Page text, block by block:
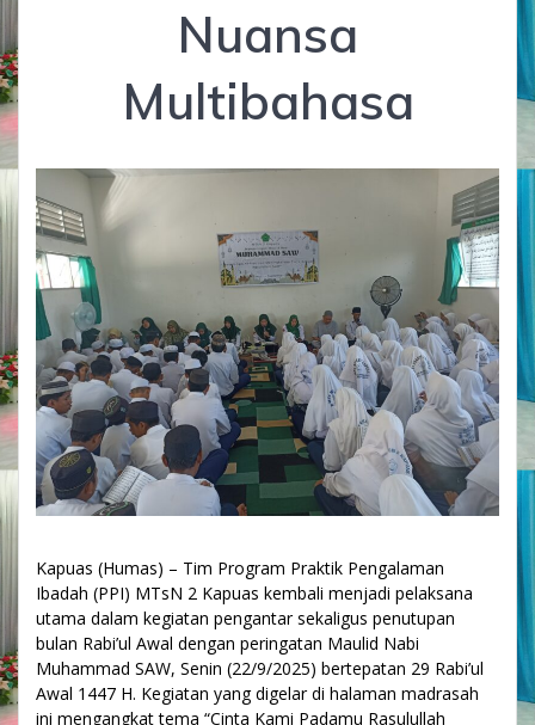
Nuansa
Multibahasa
Kapuas (Humas) – Tim Program Praktik Pengalaman
Ibadah (PPI) MTsN 2 Kapuas kembali menjadi pelaksana
utama dalam kegiatan pengantar sekaligus penutupan
bulan Rabi’ul Awal dengan peringatan Maulid Nabi
Muhammad SAW, Senin (22/9/2025) bertepatan 29 Rabi’ul
Awal 1447 H. Kegiatan yang digelar di halaman madrasah
ini mengangkat tema “Cinta Kami Padamu Rasulullah